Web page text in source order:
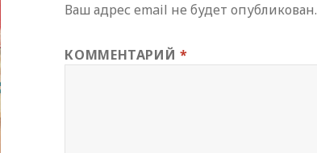
Ваш адрес email не будет опубликован.
КОММЕНТАРИЙ*